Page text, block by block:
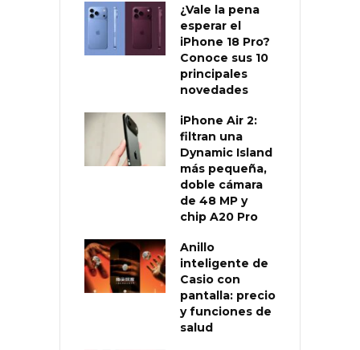
¿Vale la pena
esperar el
iPhone 18 Pro?
Conoce sus 10
principales
novedades
iPhone Air 2:
filtran una
Dynamic Island
más pequeña,
doble cámara
de 48 MP y
chip A20 Pro
Anillo
inteligente de
Casio con
pantalla: precio
y funciones de
salud